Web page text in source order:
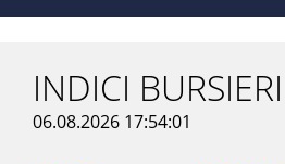
INDICI BURSIERI
06.08.2026 17:54:01